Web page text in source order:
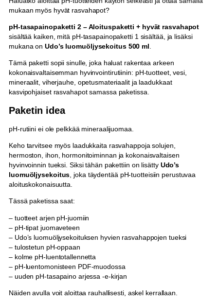
o
i
t
s
p
a
k
t
i
+
h
y
v
ä
r
s
v
a
h
a
p
o
t
mukaan myös hyvät rasvahapot?
pH-tasapainopaketti 2 – Aloituspaketti + hyvät rasvahapot
sisältää kaiken, mitä pH-tasapainopaketti 1 sisältää, ja lisäksi
mukana onUdo’s luomuöljysekoitus 500 ml
Tämä paketti sopii sinulle, joka haluat rakentaa arkeen
kokonaisvaltaisemman hyvinvointirutiinin: pH-tuotteet, vesi,
mineraalit, viherjauhe, opetusmateriaalit ja laadukkaat
kasvipohjaiset rasvahapot samassa paketissa.
Paketin idea
pH-rutiini ei ole pelkkää mineraalijuomaa.
Keho tarvitsee myös laadukkaita rasvahappoja solujen,
hermoston, ihon, hormonitoiminnan ja kokonaisvaltaisen
hyvinvoinnin tueksi. Siksi tähän pakettiin on lisätty Udo’s
luomuöljysekoitus , joka täydentää pH-tuotteisiin perustuvaa
aloituskokonaisuutta.
Tässä paketissa saat:
– tuotteet arjen pH-juomiin
– pH-tipat juomaveteen
– Udo’s luomuöljysekoituksen hyvien rasvahappojen tueksi
– tulostetun pH-oppaan
– kolme pH-luentotallennetta
– pH-luentomonisteen PDF-muodossa
– uuden pH-tasapaino arjessa -e-kirjan
Näiden avulla voit aloittaa rauhallisesti, askel kerrallaan.